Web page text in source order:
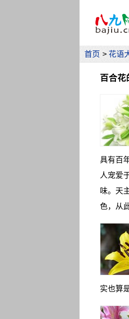
首页 > 花语
百合花
具有百
人宠爱
味。天
色，从
实也算